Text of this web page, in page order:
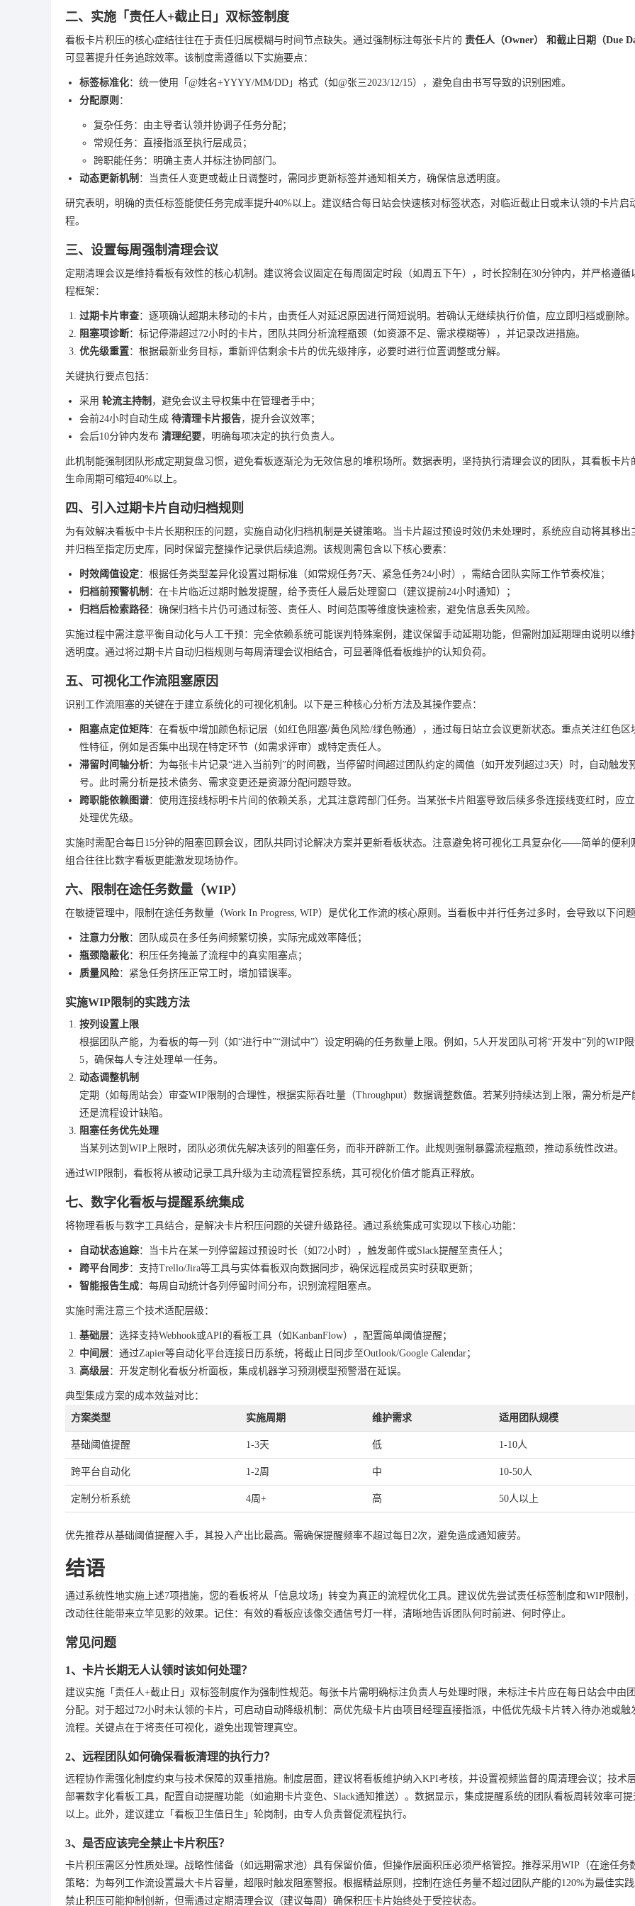
二、实施「责任人+截止日」双标签制度
看板卡片积压的核心症结往往在于责任归属模糊与时间节点缺失。通过强制标注每张卡片的 责任人（Owner） 和截止日期（Due
可显著提升任务追踪效率。该制度需遵循以下实施要点：
标签标准化：统一使用「@姓名+YYYY/MM/DD」格式（如@张三2023/12/15），避免自由书写导致的识别困难。
分配原则 ：
复杂任务：由主导者认领并协调子任务分配；
常规任务：直接指派至执行层成员；
跨职能任务：明确主责人并标注协同部门。
动态更新机制 ：当责任人变更或截止日调整时，需同步更新标签并通知相关方，确保信息透明度。
研究表明，明确的责任标签能使任务完成率提升40%以上。建议结合每日站会快速核对标签状态，对临近截止日或未认领的卡片启
程。
三、设置每周强制清理会议
定期清理会议是维持看板有效性的核心机制。建议将会议固定在每周固定时段（如周五下午），时长控制在30分钟内，并严格遵循
程框架：
过期卡片审查：逐项确认超期未移动的卡片，由责任人对延迟原因进行简短说明。若确认无继续执行价值，应立即归档或删除。
阻塞项诊断：标记停滞超过72小时的卡片，团队共同分析流程瓶颈（如资源不足、需求模糊等），并记录改进措施。
优先级重置：根据最新业务目标，重新评估剩余卡片的优先级排序，必要时进行位置调整或分解。
关键执行要点包括：
采用 轮流主持制 ，避免会议主导权集中在管理者手中；
会前24小时自动生成 待清理卡片报告，提升会议效率；
会后10分钟内发布 清理纪要，明确每项决定的执行负责人。
此机制能强制团队形成定期复盘习惯，避免看板逐渐沦为无效信息的堆积场所。数据表明，坚持执行清理会议的团队，其看板卡片
生命周期可缩短40%以上。
四、引入过期卡片自动归档规则
为有效解决看板中卡片长期积压的问题，实施自动化归档机制是关键策略。当卡片超过预设时效仍未处理时，系统应自动将其移出
并归档至指定历史库，同时保留完整操作记录供后续追溯。该规则需包含以下核心要素：
时效阈值设定：根据任务类型差异化设置过期标准（如常规任务7天、紧急任务24小时），需结合团队实际工作节奏校准；
归档前预警机制 ：在卡片临近过期时触发提醒，给予责任人最后处理窗口（建议提前24小时通知）；
归档后检索路径：确保归档卡片仍可通过标签、责任人、时间范围等维度快速检索，避免信息丢失风险。
实施过程中需注意平衡自动化与人工干预：完全依赖系统可能误判特殊案例，建议保留手动延期功能，但需附加延期理由说明以维
透明度。通过将过期卡片自动归档规则与每周清理会议相结合，可显著降低看板维护的认知负荷。
五、可视化工作流阻塞原因
识别工作流阻塞的关键在于建立系统化的可视化机制。以下是三种核心分析方法及其操作要点：
阻塞点定位矩阵：在看板中增加颜色标记层（如红色阻塞/黄色风险/绿色畅通），通过每日站立会议更新状态。重点关注红色区
性特征，例如是否集中出现在特定环节（如需求评审）或特定责任人。
滞留时间轴分析：为每张卡片记录“进入当前列”的时间戳，当停留时间超过团队约定的阈值（如开发列超过3天）时，自动触发
号。此时需分析是技术债务、需求变更还是资源分配问题导致。
跨职能依赖图谱：使用连接线标明卡片间的依赖关系，尤其注意跨部门任务。当某张卡片阻塞导致后续多条连接线变红时，应
处理优先级。
实施时需配合每日15分钟的阻塞回顾会议，团队共同讨论解决方案并更新看板状态。注意避免将可视化工具复杂化——简单的便利
组合往往比数字看板更能激发现场协作。
六、限制在途任务数量（WIP）
在敏捷管理中，限制在途任务数量（Work In Progress, WIP）是优化工作流的核心原则。当看板中并行任务过多时，会导致以下问题
注意力分散：团队成员在多任务间频繁切换，实际完成效率降低；
瓶颈隐蔽化：积压任务掩盖了流程中的真实阻塞点；
质量风险：紧急任务挤压正常工时，增加错误率。
实施WIP限制的实践方法
按列设置上限
根据团队产能，为看板的每一列（如“进行中”“测试中”）设定明确的任务数量上限。例如，5人开发团队可将“开发中”列的WIP
5，确保每人专注处理单一任务。
动态调整机制
定期（如每周站会）审查WIP限制的合理性，根据实际吞吐量（Throughput）数据调整数值。若某列持续达到上限，需分析是产
还是流程设计缺陷。
阻塞任务优先处理
当某列达到WIP上限时，团队必须优先解决该列的阻塞任务，而非开辟新工作。此规则强制暴露流程瓶颈，推动系统性改进。
通过WIP限制，看板将从被动记录工具升级为主动流程管控系统，其可视化价值才能真正释放。
七、数字化看板与提醒系统集成
将物理看板与数字工具结合，是解决卡片积压问题的关键升级路径。通过系统集成可实现以下核心功能：
自动状态追踪：当卡片在某一列停留超过预设时长（如72小时），触发邮件或Slack提醒至责任人；
跨平台同步：支持Trello/Jira等工具与实体看板双向数据同步，确保远程成员实时获取更新；
智能报告生成：每周自动统计各列停留时间分布，识别流程阻塞点。
实施时需注意三个技术适配层级：
基础层：选择支持Webhook或API的看板工具（如KanbanFlow），配置简单阈值提醒；
中间层：通过Zapier等自动化平台连接日历系统，将截止日同步至Outlook/Google Calendar；
高级层：开发定制化看板分析面板，集成机器学习预测模型预警潜在延误。
典型集成方案的成本效益对比：
方案类型 实施周期 维护需求 适用团队规模
基础阈值提醒 1-3天 低 1-10人
跨平台自动化 1-2周 中 10-50人
定制分析系统 4周+ 高 50人以上
优先推荐从基础阈值提醒入手，其投入产出比最高。需确保提醒频率不超过每日2次，避免造成通知疲劳。
结语
通过系统性地实施上述7项措施，您的看板将从「信息坟场」转变为真正的流程优化工具。建议优先尝试责任标签制度和WIP限制
改动往往能带来立竿见影的效果。记住：有效的看板应该像交通信号灯一样，清晰地告诉团队何时前进、何时停止。
常见问题
1、卡片长期无人认领时该如何处理？
建议实施「责任人+截止日」双标签制度作为强制性规范。每张卡片需明确标注负责人与处理时限，未标注卡片应在每日站会中由
分配。对于超过72小时未认领的卡片，可启动自动降级机制：高优先级卡片由项目经理直接指派，中低优先级卡片转入待办池或触
流程。关键点在于将责任可视化，避免出现管理真空。
2、远程团队如何确保看板清理的执行力？
远程协作需强化制度约束与技术保障的双重措施。制度层面，建议将看板维护纳入KPI考核，并设置视频监督的周清理会议；技术
部署数字化看板工具，配置自动提醒功能（如逾期卡片变色、Slack通知推送）。数据显示，集成提醒系统的团队看板周转效率可提
以上。此外，建议建立「看板卫生值日生」轮岗制，由专人负责督促流程执行。
3、是否应该完全禁止卡片积压？
卡片积压需区分性质处理。战略性储备（如远期需求池）具有保留价值，但操作层面积压必须严格管控。推荐采用WIP（在途任务
策略：为每列工作流设置最大卡片容量，超限时触发阻塞警报。根据精益原则，控制在途任务量不超过团队产能的120%为最佳实
禁止积压可能抑制创新，但需通过定期清理会议（建议每周）确保积压卡片始终处于受控状态。